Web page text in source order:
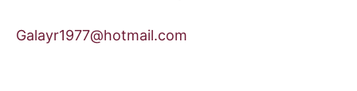
Galayr1977@hotmail.com